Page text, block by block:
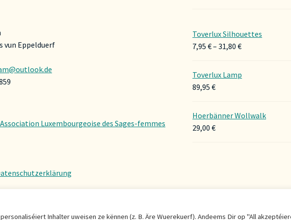
vun Eppelduerf
Association Luxembourgeoise des Sages-femmes
Toverlux Silhouettes
7,95€–31,80€Preisspanne:
Toverlux Lamp
89,95€
Hoerbänner Wollwalk
29,00€
Inhalter uweisen ze kënnen (z. B. Äre Wuerekuerf). Andeems Dir op "All